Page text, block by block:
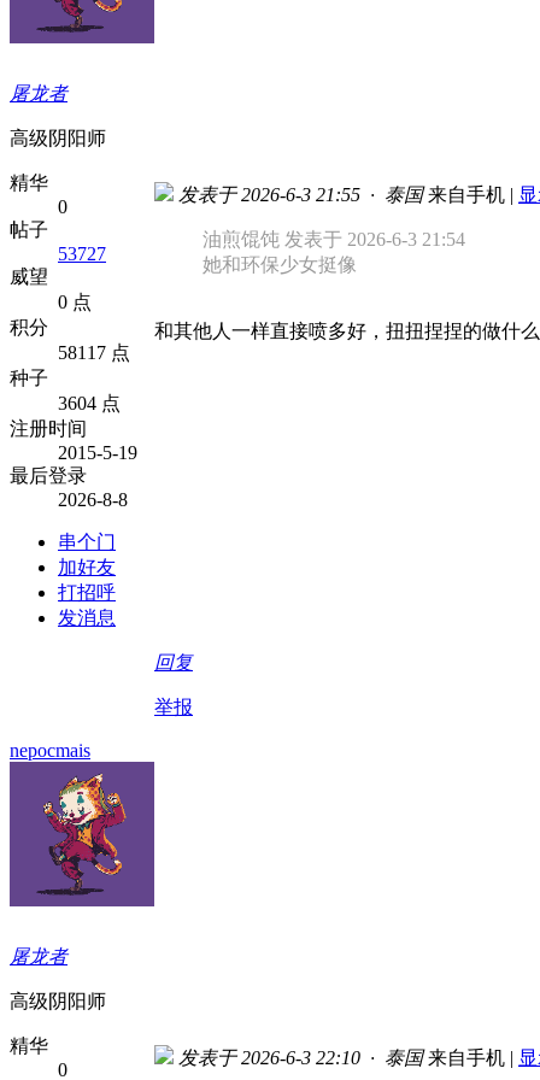
屠龙者
高级阴阳师
精华
0
帖子
53727
威望
0 点
积分
58117 点
种子
3604 点
注册时间
2015-5-19
最后登录
2026-8-8
串个门
加好友
打招呼
发消息
发表于 2026-6-3 21:55 · 泰国 来自手机 |
油煎馄饨 发表于 2026-6-3 21:54
她和环保少女挺像
和其他人一样直接喷多好，扭扭捏捏的做什么
回复
举报
nepocmais
屠龙者
高级阴阳师
精华
0
发表于 2026-6-3 22:10 · 泰国 来自手机 |